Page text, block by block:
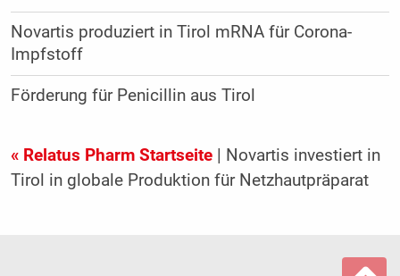
Novartis produziert in Tirol mRNA für Corona-
Impfstoff
Förderung für Penicillin aus Tirol
« Relatus Pharm Startseite| Novartis investiert in
Tirol in globale Produktion für Netzhautpräparat